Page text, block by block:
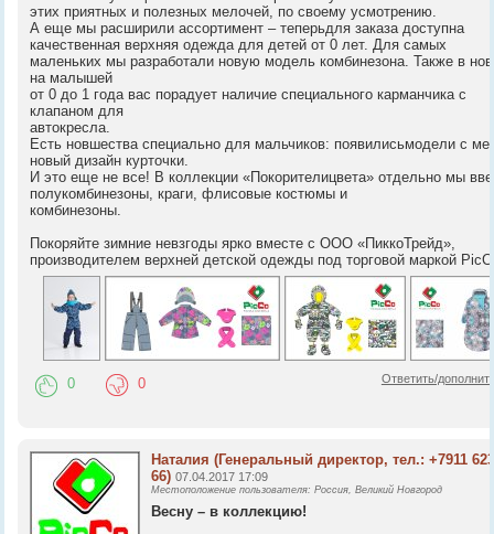
этих приятных и полезных мелочей, по своему усмотрению.
А еще мы расширили ассортимент – теперьдля заказа доступна
качественная верхняя одежда для детей от 0 лет. Для самых
маленьких мы разработали новую модель комбинезона. Также в
на малышей
от 0 до 1 года вас порадует наличие специального карманчика с
клапаном для
автокресла.
Есть новшества специально для мальчиков: появилисьмодели с
новый дизайн курточки.
И это еще не все! В коллекции «Покорителицвета» отдельно мы
полукомбинезоны, краги, флисовые костюмы и
комбинезоны.
Покоряйте зимние невзгоды ярко вместе с ООО «ПиккоТрейд»,
производителем верхней детской одежды под торговой маркой
Ответить/
0 0
Наталия (Генеральный директор, тел.: +7911
66)07.04.2017 17:09
Местоположение пользователя: Россия, Великий Новгород
Весну – в коллекцию!